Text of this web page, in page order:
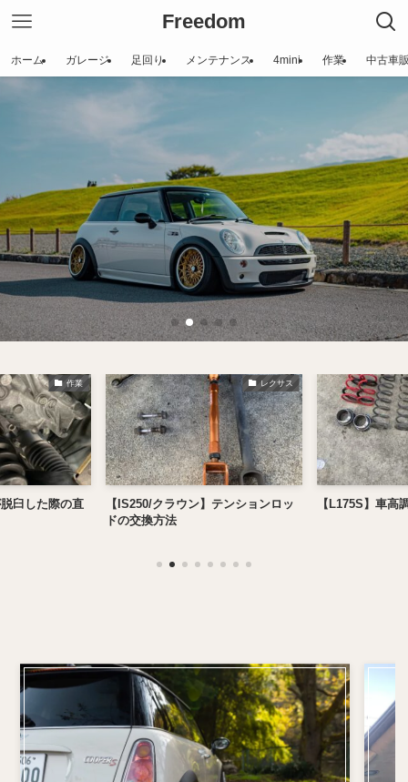
Freedom
ホーム ガレージ 足回り メンテナンス 4mini 作業 中古車
作業
臼した際の直
レクサス
【IS250/クラウン】テンションロッ
ドの交換方法
【L175S】車高